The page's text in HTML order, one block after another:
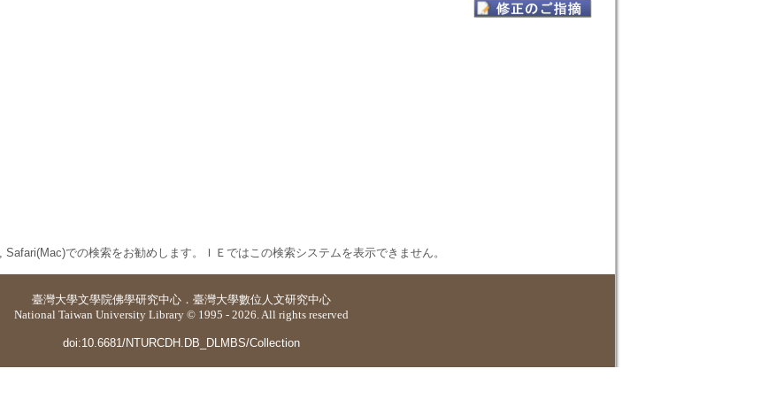
Safari(Mac)での検索をお勧めします。ＩＥではこの検索システムを表示できません。
臺灣大學文學院佛學研究中心 ． 臺灣大學數位人文研究中心
National Taiwan University Library © 1995 - 2026. All rights reserved
doi:10.6681/NTURCDH.DB_DLMBS/Collection